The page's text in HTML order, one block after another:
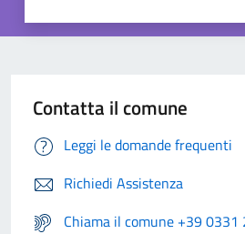
Contatta il comune
Leggi le domande frequenti
Richiedi Assistenza
Chiama il comune +39 0331